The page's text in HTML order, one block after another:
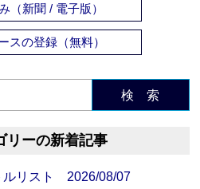
（新聞 / 電子版）
スの登録（無料）
検 索
リーの新着記事
ルリスト 2026/08/07